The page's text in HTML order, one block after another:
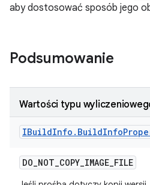
aby dostosować sposób jego
Podsumowanie
Wartości typu
IBuildInfo . BuildInfo
DO_NOT_COPY_IMAGE_FILE